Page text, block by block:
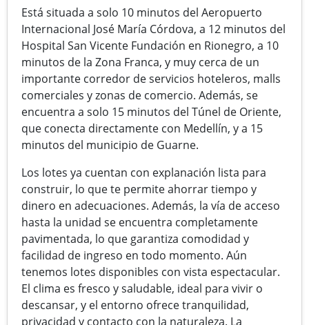
Está situada a solo 10 minutos del Aeropuerto
Internacional José María Córdova, a 12 minutos del
Hospital San Vicente Fundación en Rionegro, a 10
minutos de la Zona Franca, y muy cerca de un
importante corredor de servicios hoteleros, malls
comerciales y zonas de comercio. Además, se
encuentra a solo 15 minutos del Túnel de Oriente,
que conecta directamente con Medellín, y a 15
minutos del municipio de Guarne.
Los lotes ya cuentan con explanación lista para
construir, lo que te permite ahorrar tiempo y
dinero en adecuaciones. Además, la vía de acceso
hasta la unidad se encuentra completamente
pavimentada, lo que garantiza comodidad y
facilidad de ingreso en todo momento. Aún
tenemos lotes disponibles con vista espectacular.
El clima es fresco y saludable, ideal para vivir o
descansar, y el entorno ofrece tranquilidad,
privacidad y contacto con la naturaleza. La